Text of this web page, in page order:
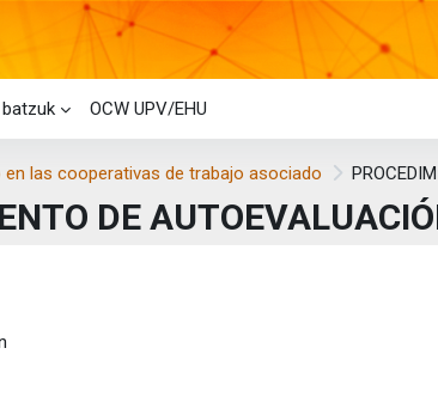
OCW UPV/EHU
las cooperativas de trabajo asociado
DE